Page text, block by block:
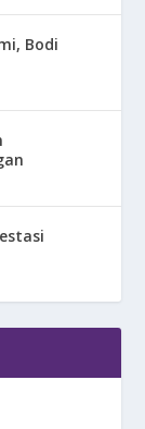
Bodi